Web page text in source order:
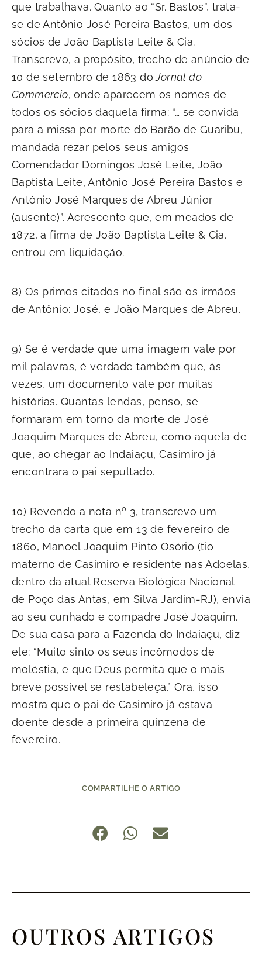
que trabalhava. Quanto ao “Sr. Bastos”, trata-
se de Antônio José Pereira Bastos, um dos
sócios de João Baptista Leite & Cia.
Transcrevo, a propósito, trecho de anúncio de
10 de setembro de 1863 doJornal do
Commercio, onde aparecem os nomes de
todos os sócios daquela firma: “… se convida
para a missa por morte do Barão de Guaribu,
mandada rezar pelos seus amigos
Comendador Domingos José Leite, João
Baptista Leite, Antônio José Pereira Bastos e
Antônio José Marques de Abreu Júnior
(ausente)”. Acrescento que, em meados de
1872, a firma de João Baptista Leite & Cia.
entrou em liquidação.
8) Os primos citados no final são os irmãos
de Antônio: José, e João Marques de Abreu.
9) Se é verdade que uma imagem vale por
mil palavras, é verdade também que, às
vezes, um documento vale por muitas
histórias. Quantas lendas, penso, se
formaram em torno da morte de José
Joaquim Marques de Abreu, como aquela de
que, ao chegar ao Indaiaçu, Casimiro já
encontrara o pai sepultado.
10) Revendo a nota no 3, transcrevo um
trecho da carta que em 13 de fevereiro de
1860, Manoel Joaquim Pinto Osório (tio
materno de Casimiro e residente nas Adoelas,
dentro da atual Reserva Biológica Nacional
de Poço das Antas, em Silva Jardim-RJ), envia
ao seu cunhado e compadre José Joaquim.
De sua casa para a Fazenda do Indaiaçu, diz
ele: “Muito sinto os seus incômodos de
moléstia, e que Deus permita que o mais
breve possível se restabeleça.” Ora, isso
mostra que o pai de Casimiro já estava
doente desde a primeira quinzena de
fevereiro.
COMPARTILHE O ARTIGO
OUTROS ARTIGOS